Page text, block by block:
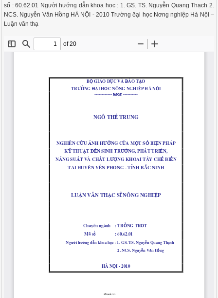
số : 60.62.01 Người hướng dẫn khoa học : 1. GS. TS. Nguyễn Quang Thạch 2.
NCS. Nguyễn Văn Hồng HÀ NỘI - 2010 Trường ðại học Nơng nghiệp Hà Nội –
Luận văn thạ